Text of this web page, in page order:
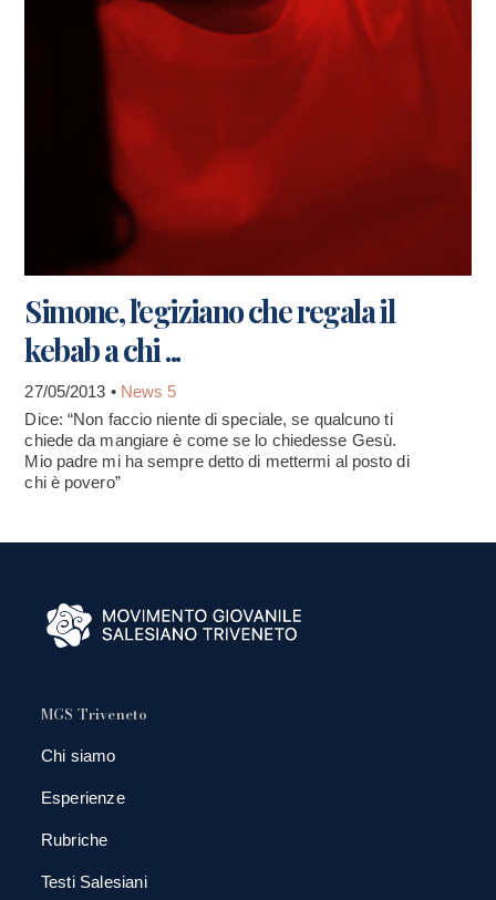
Simone, l'egiziano che regala il
kebab a chi ...
27/05/2013 • News 5
Dice: “Non faccio niente di speciale, se qualcuno ti
chiede da mangiare è come se lo chiedesse Gesù.
Mio padre mi ha sempre detto di mettermi al posto di
chi è povero”
MGS Triveneto
Chi siamo
Esperienze
Rubriche
Testi Salesiani